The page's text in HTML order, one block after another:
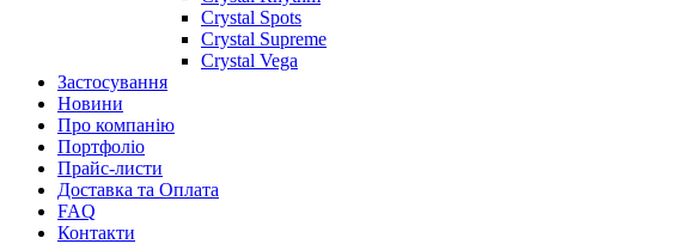
Crystal Spots
Crystal Supreme
Crystal Vega
Застосування
Новини
Про компанію
Портфоліо
Прайс-листи
Доставка та Оплата
FAQ
Контакти